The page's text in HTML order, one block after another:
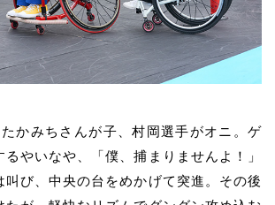
かみちさんが子、村岡選手がオニ。ゲ
やいなや、「僕、捕まりませんよ！」
叫び、中央の台をめかげて突進。その後